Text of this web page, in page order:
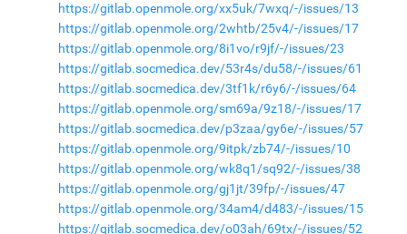
https://gitlab.openmole.org/xx5uk/7wxq/-/issues/13
https://gitlab.openmole.org/2whtb/25v4/-/issues/17
https://gitlab.openmole.org/8i1vo/r9jf/-/issues/23
https://gitlab.socmedica.dev/53r4s/du58/-/issues/61
https://gitlab.socmedica.dev/3tf1k/r6y6/-/issues/64
https://gitlab.openmole.org/sm69a/9z18/-/issues/17
https://gitlab.socmedica.dev/p3zaa/gy6e/-/issues/57
https://gitlab.openmole.org/9itpk/zb74/-/issues/10
https://gitlab.openmole.org/wk8q1/sq92/-/issues/38
https://gitlab.openmole.org/gj1jt/39fp/-/issues/47
https://gitlab.openmole.org/34am4/d483/-/issues/15
https://gitlab.socmedica.dev/o03ah/69tx/-/issues/52